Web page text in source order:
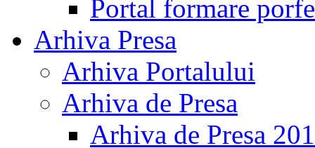
Portal formare
Arhiva Presa
Arhiva Portalului
Arhiva de Presa
Arhiva de Presa